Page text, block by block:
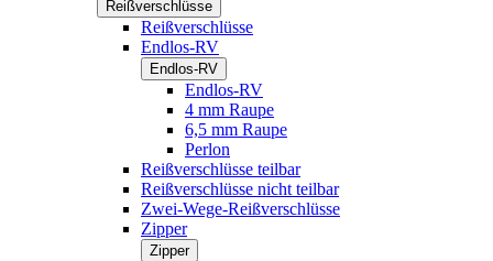
Reißverschlüsse
Reißverschlüsse
Endlos-RV
Endlos-RV
Endlos-RV
4 mm Raupe
6,5 mm Raupe
Perlon
Reißverschlüsse teilbar
Reißverschlüsse nicht teilbar
Zwei-Wege-Reißverschlüsse
Zipper
Zipper